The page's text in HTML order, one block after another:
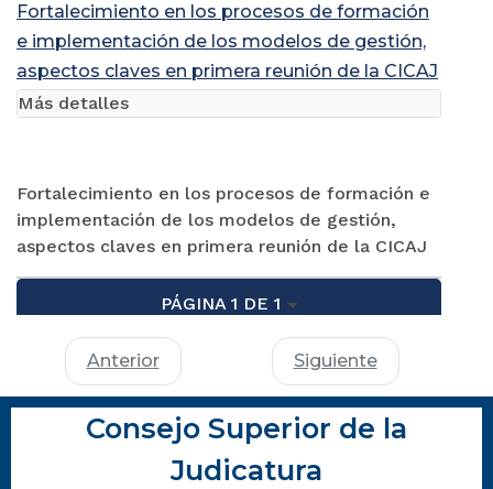
Fortalecimiento en los procesos de formación
e implementación de los modelos de gestión,
aspectos claves en primera reunión de la CICAJ
Fortalecimiento en los procesos de formación e
implementación de los modelos de gestión,
aspectos claves en primera reunión de la CICAJ
Más detalles
PÁGINA 1 DE 1
Anterior Siguiente
Consejo Superior de la
Judicatura